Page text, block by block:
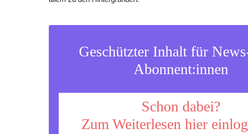
Geschützter Inhalt für
Abonnent:innen
Schon dabei?
Zum Weiterlesen hier